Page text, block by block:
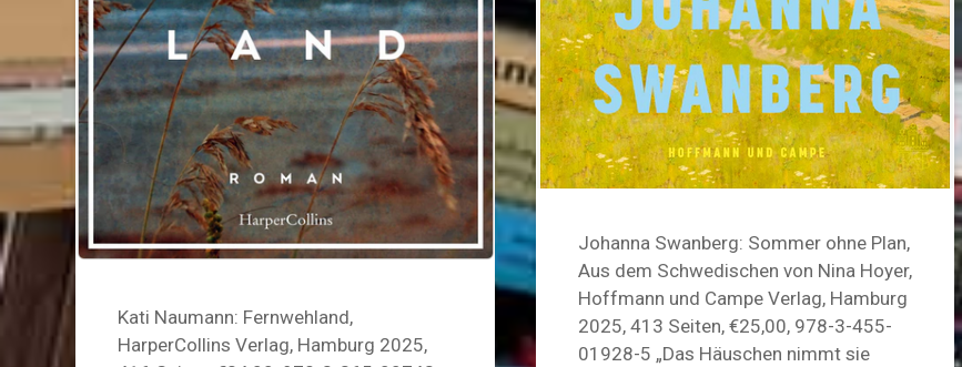
Johanna Swanberg: Sommer ohne Plan,
Aus dem Schwedischen von Nina Hoyer,
Hoffmann und Campe Verlag, Hamburg
2025, 413 Seiten, €25,00, 978-3-455-
01928-5 „Das Häuschen nimmt sie
Kati Naumann: Fernwehland,
HarperCollins Verlag, Hamburg 2025,